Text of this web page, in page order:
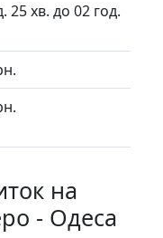
25 хв. до 02 год.
на
- Одеса